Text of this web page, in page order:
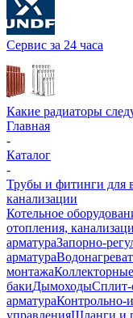
Сервис за 24 часа
Какие радиаторы
Главная
-
Каталог
-
Трубы и фитинги для
канализации
Котельное
отопления,
арматураЗапорно-
арматура
монтажа
бакиДымоходы
арматураКонтрольно-
управленияШланги и